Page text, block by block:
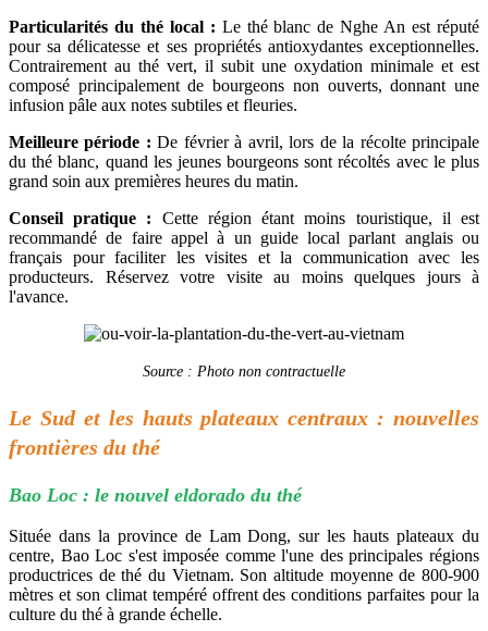
Particularités du thé local : Le thé blanc de Nghe An est réputé
pour sa délicatesse et ses propriétés antioxydantes exceptionnelles.
Contrairement au thé vert, il subit une oxydation minimale et est
composé principalement de bourgeons non ouverts, donnant une
infusion pâle aux notes subtiles et fleuries.
Meilleure période : De février à avril, lors de la récolte principale
du thé blanc, quand les jeunes bourgeons sont récoltés avec le plus
grand soin aux premières heures du matin.
Conseil pratique : Cette région étant moins touristique, il est
recommandé de faire appel à un guide local parlant anglais ou
français pour faciliter les visites et la communication avec les
producteurs. Réservez votre visite au moins quelques jours à
l'avance.
Source : Photo non contractuelle
Le Sud et les hauts plateaux centraux : nouvelles
frontières du thé
Bao Loc : le nouvel eldorado du thé
Située dans la province de Lam Dong, sur les hauts plateaux du
centre, Bao Loc s'est imposée comme l'une des principales régions
productrices de thé du Vietnam. Son altitude moyenne de 800-900
mètres et son climat tempéré offrent des conditions parfaites pour la
culture du thé à grande échelle.